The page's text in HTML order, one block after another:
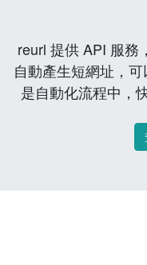
reurl 提供 API 服務
自動產生短網址，
是自動化流程中，